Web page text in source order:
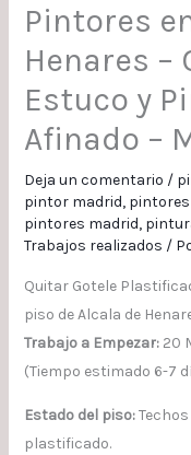
Pintores
Henares –
Estuco y
Afinado –
Deja un comentario /
pintor madrid,
pintores madrid,
Trabajos realizados /
Quitar Gotele
piso de Alcala de
Trabajo a Empezar:20
(Tiempo estimado 6-7
Estado del piso:Techos
plastificado.